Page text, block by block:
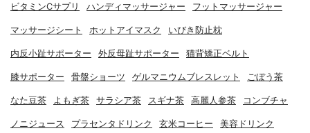
ビタミンCサプリ ハンディマッサージャー フットマッサージャー
マッサージシート ホットアイマスク いびき防止枕
内反小趾サポーター 外反母趾サポーター 猫背矯正ベルト
膝サポーター 骨盤ショーツ ゲルマニウムブレスレット ごぼう茶
なた豆茶 よもぎ茶 サラシア茶 スギナ茶 高麗人参茶 コンブチャ
ノニジュース プラセンタドリンク 玄米コーヒー 美容ドリンク